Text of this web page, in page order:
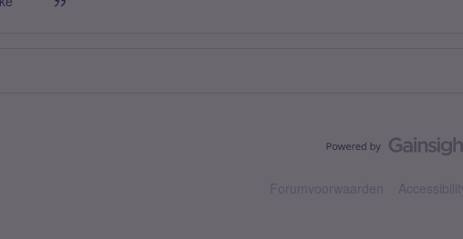
Forumvoorwaarden